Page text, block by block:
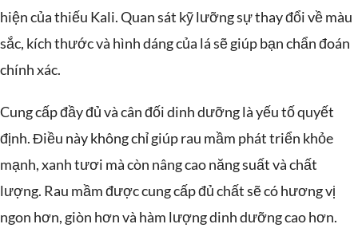
hiện của thiếu Kali. Quan sát kỹ lưỡng sự thay đổi về màu
sắc, kích thước và hình dáng của lá sẽ giúp bạn chẩn đoán
chính xác.
Cung cấp đầy đủ và cân đối dinh dưỡng là yếu tố quyết
định. Điều này không chỉ giúp rau mầm phát triển khỏe
mạnh, xanh tươi mà còn nâng cao năng suất và chất
lượng. Rau mầm được cung cấp đủ chất sẽ có hương vị
ngon hơn, giòn hơn và hàm lượng dinh dưỡng cao hơn.